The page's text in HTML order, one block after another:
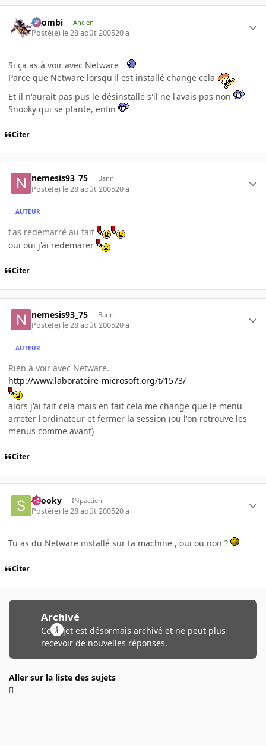
XZombi Ancien
Posté(e) le 28 août 200520 a
Si ça as à voir avec Netware
Parce que Netware lorsqu'il est installé change cela
Et il n'aurait pas pus le désinstallé s'il ne l'avais pas non
Snooky qui se plante, enfin
Citer
nemesis93_75 Banni
Posté(e) le 28 août 200520 a
AUTEUR
t'as redemarré au fait
oui oui j'ai redemarer
Citer
nemesis93_75 Banni
Posté(e) le 28 août 200520 a
AUTEUR
Rien à voir avec Netware.
http://www.laboratoire-microsoft.org/t/1573/
alors j'ai fait cela mais en fait cela me change que le menu
arreter l'ordinateur et fermer la session (ou l'on retrouve les
menus comme avant)
Citer
snooky INpactien
Posté(e) le 28 août 200520 a
Tu as du Netware installé sur ta machine , oui ou non ?
Citer
Archivé
Ce sujet est désormais archivé et ne peut plus
recevoir de nouvelles réponses.
Aller sur la liste des sujets